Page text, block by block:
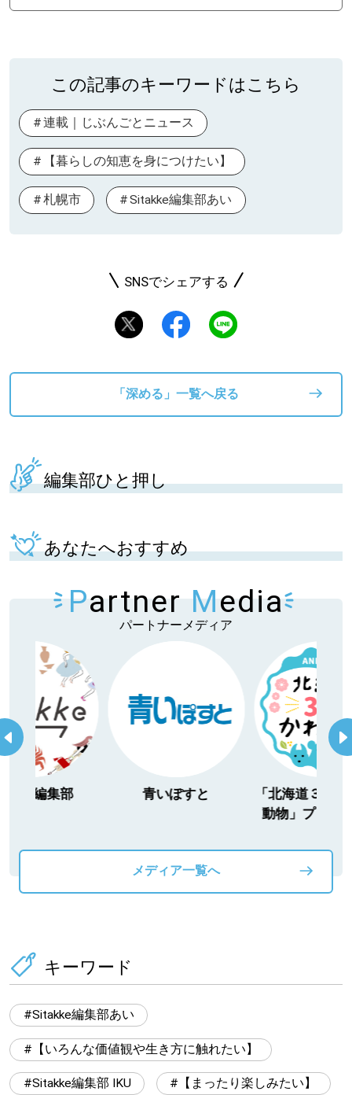
この記事のキーワードはこちら
連載｜じぶんごとニュース
【暮らしの知恵を身につけたい】
札幌市 Sitakke編集部あい
SNSでシェアする
「深める」一覧へ戻る
編集部ひと押し
あなたへおすすめ
Partner Media
パートナーメディア
編集部 青いぽすと
「北海道３大
動物」プロジ
メディア一覧へ
キーワード
Sitakke編集部あい
【いろんな価値観や生き方に触れたい】
Sitakke編集部 IKU 【まったり楽しみたい】